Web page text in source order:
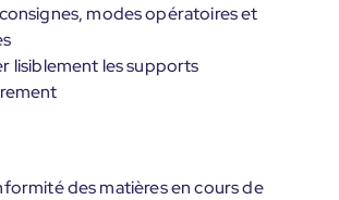
modes opératoires et
lisiblement les supports
des matières en cours de